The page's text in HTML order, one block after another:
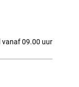
vanaf 09.00 uur